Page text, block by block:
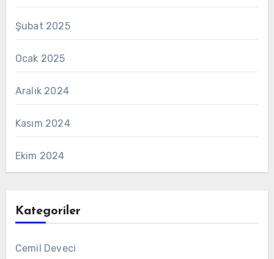
Şubat 2025
Ocak 2025
Aralık 2024
Kasım 2024
Ekim 2024
Kategoriler
Cemil Deveci